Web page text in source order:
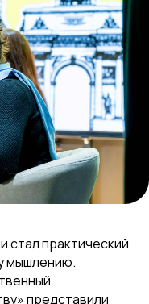
практический
мышлению.
представили